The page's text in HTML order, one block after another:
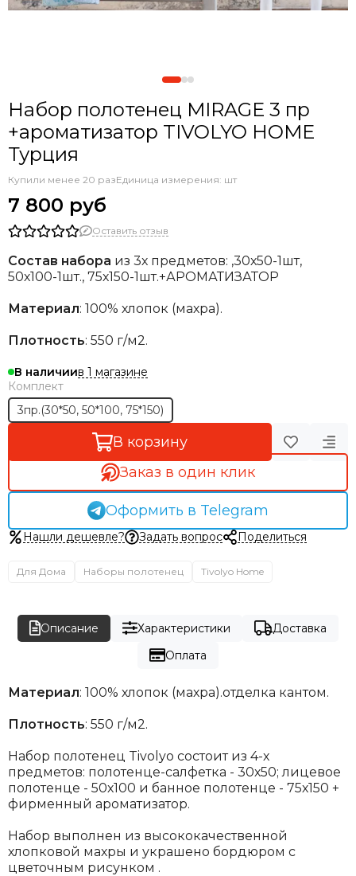
Набор полотенец MIRAGE 3 пр
+ароматизатор TIVOLYO HOME
Турция
Купили менее 20 разЕдиница измерения: шт
7 800 руб
Оставить отзыв
Состав набора из 3х предметов: ,30х50-1шт,
50х100-1шт., 75х150-1шт.+АРОМАТИЗАТОР
Материал: 100% хлопок (махра).
Плотность: 550 г/м2.
В наличиив 1 магазине
Комплект
3пр.(30*50, 50*100, 75*150)
В корзину
Заказ в один клик
Оформить в Telegram
Нашли дешевле? Задать вопрос Поделиться
Для Дома Наборы полотенец Tivolyo Home
Описание Характеристики
Доставка
Оплата
Материал: 100% хлопок (махра).отделка кантом.
Плотность: 550 г/м2.
Набор полотенец Tivolyo состоит из 4-х
предметов: полотенце-салфетка - 30х50; лицевое
полотенце - 50х100 и банное полотенце - 75х150 +
фирменный ароматизатор.
Набор выполнен из высококачественной
хлопковой махры и украшено бордюром с
цветочным рисунком .